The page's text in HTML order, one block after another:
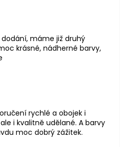
máme již druhý
krásné, nádherné barvy,
rychlé a obojek i
i kvalitně udělané. A barvy
moc dobrý zážitek.